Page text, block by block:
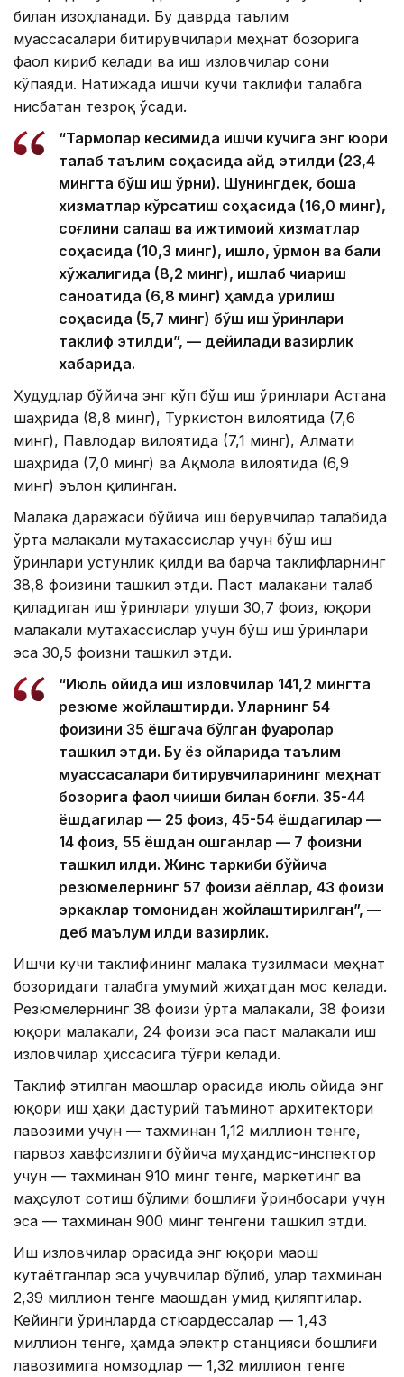
билан изоҳланади. Бу даврда таълим
муассасалари битирувчилари меҳнат бозорига
фаол кириб келади ва иш изловчилар сони
кўпаяди. Натижада ишчи кучи таклифи талабга
нисбатан тезроқ ўсади.
“Тармоқлар кесимида ишчи кучига энг юқори
талаб таълим соҳасида қайд этилди (23,4
мингта бўш иш ўрни). Шунингдек, бошқа
хизматлар кўрсатиш соҳасида (16,0 минг),
соғлиқни сақлаш ва ижтимоий хизматлар
соҳасида (10,3 минг), қишлоқ, ўрмон ва балиқ
хўжалигида (8,2 минг), ишлаб чиқариш
саноатида (6,8 минг) ҳамда қурилиш
соҳасида (5,7 минг) бўш иш ўринлари
таклиф этилди”, — дейилади вазирлик
хабарида.
Ҳудудлар бўйича энг кўп бўш иш ўринлари Астана
шаҳрида (8,8 минг), Туркистон вилоятида (7,6
минг), Павлодар вилоятида (7,1 минг), Алмати
шаҳрида (7,0 минг) ва Ақмола вилоятида (6,9
минг) эълон қилинган.
Малака даражаси бўйича иш берувчилар талабида
ўрта малакали мутахассислар учун бўш иш
ўринлари устунлик қилди ва барча таклифларнинг
38,8 фоизини ташкил этди. Паст малакани талаб
қиладиган иш ўринлари улуши 30,7 фоиз, юқори
малакали мутахассислар учун бўш иш ўринлари
эса 30,5 фоизни ташкил этди.
“Июль ойида иш изловчилар 141,2 мингта
резюме жойлаштирди. Уларнинг 54
фоизини 35 ёшгача бўлган фуқаролар
ташкил этди. Бу ёз ойларида таълим
муассасалари битирувчиларининг меҳнат
бозорига фаол чиқиши билан боғлиқ. 35-44
ёшдагилар — 25 фоиз, 45-54 ёшдагилар —
14 фоиз, 55 ёшдан ошганлар — 7 фоизни
ташкил қилди. Жинс таркиби бўйича
резюмелернинг 57 фоизи аёллар, 43 фоизи
эркаклар томонидан жойлаштирилган”, —
деб маълум қилди вазирлик.
Ишчи кучи таклифининг малака тузилмаси меҳнат
бозоридаги талабга умумий жиҳатдан мос келади.
Резюмелернинг 38 фоизи ўрта малакали, 38 фоизи
юқори малакали, 24 фоизи эса паст малакали иш
изловчилар ҳиссасига тўғри келади.
Таклиф этилган маошлар орасида июль ойида энг
юқори иш ҳақи дастурий таъминот архитектори
лавозими учун — тахминан 1,12 миллион тенге,
парвоз хавфсизлиги бўйича муҳандис-инспектор
учун — тахминан 910 минг тенге, маркетинг ва
маҳсулот сотиш бўлими бошлиғи ўринбосари учун
эса — тахминан 900 минг тенгени ташкил этди.
Иш изловчилар орасида энг юқори маош
кутаётганлар эса учувчилар бўлиб, улар тахминан
2,39 миллион тенге маошдан умид қиляптилар.
Кейинги ўринларда стюардессалар — 1,43
миллион тенге, ҳамда электр станцияси бошлиғи
лавозимига номзодлар — 1,32 миллион тенге